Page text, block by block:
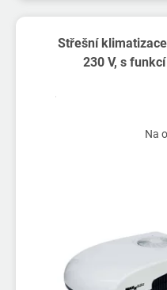
Střešní
230 V, s
Na